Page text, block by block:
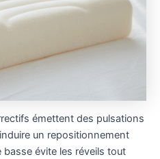
émettent des pulsations
un repositionnement
évite les réveils tout